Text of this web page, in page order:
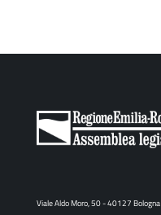
Viale Aldo Moro, 50 - 40127 Bologna